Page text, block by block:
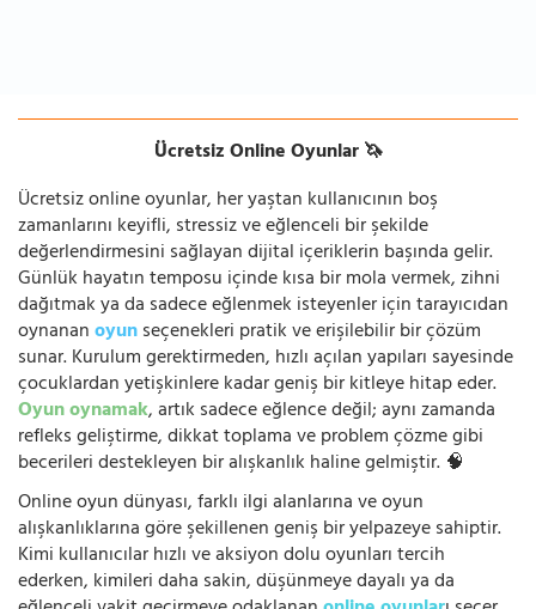
Ücretsiz Online Oyunlar 🦄
Ücretsiz online oyunlar, her yaştan kullanıcının boş
zamanlarını keyifli, stressiz ve eğlenceli bir şekilde
değerlendirmesini sağlayan dijital içeriklerin başında gelir.
Günlük hayatın temposu içinde kısa bir mola vermek, zihni
dağıtmak ya da sadece eğlenmek isteyenler için tarayıcıdan
oynananoyunseçenekleri pratik ve erişilebilir bir çözüm
sunar. Kurulum gerektirmeden, hızlı açılan yapıları sayesinde
çocuklardan yetişkinlere kadar geniş bir kitleye hitap eder.
Oyun oynamak, artık sadece eğlence değil; aynı zamanda
refleks geliştirme, dikkat toplama ve problem çözme gibi
becerileri destekleyen bir alışkanlık haline gelmiştir. 🧠
Online oyun dünyası, farklı ilgi alanlarına ve oyun
alışkanlıklarına göre şekillenen geniş bir yelpazeye sahiptir.
Kimi kullanıcılar hızlı ve aksiyon dolu oyunları tercih
ederken, kimileri daha sakin, düşünmeye dayalı ya da